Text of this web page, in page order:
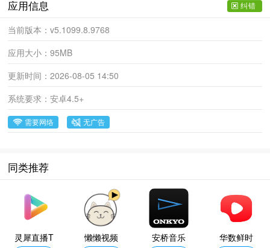
应用信息
当前版本：v5.1099.8.9768
应用大小：95MB
更新时间：2026-08-05 14:50
系统要求：安卓4.5+
需要网络 无广告
纠错
同类推荐
灵犀直播T
懒懒视频
安桥音乐
华数鲜时